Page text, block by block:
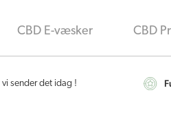
CBD E-væsker CBD
vi sender det idag !